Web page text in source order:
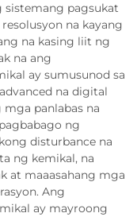
sistemang pagsukat
na kayang
na kasing liit ng
na ang
ay sumusunod sa
na digital
panlabas na
ng
disturbance na
ng kemikal, na
at maaasahang mga
Ang
ay mayroong